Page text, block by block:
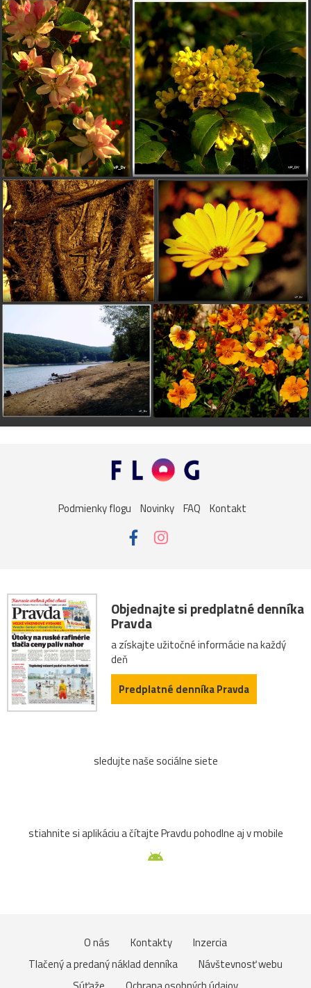
Podmienky flogu Novinky FAQ Kontakt
Objednajte si predplatné denníka
Pravda
a získajte užitočné informácie na každý
deň
Predplatné denníka Pravda
sledujte naše sociálne siete
stiahnite si aplikáciu a čítajte Pravdu pohodlne aj v mobile
O nás Kontakty
Inzercia
Tlačený a predaný náklad denníka
Návštevnosť webu